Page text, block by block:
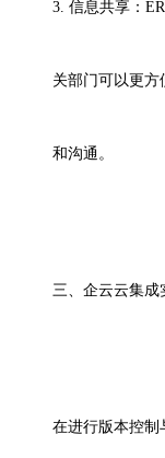
3. 信息共享：
关部门可以更
和沟通。
三、企云云集成
在进行版本控制